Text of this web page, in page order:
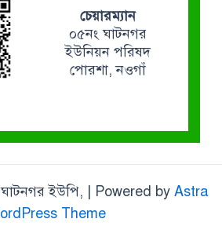
চেয়ারম্যান
০৫নং ঘাটনগর
ইউনিয়ন পরিষদ
পোরশা, নওগাঁ
ইউপি, | Powered by Astra
Theme